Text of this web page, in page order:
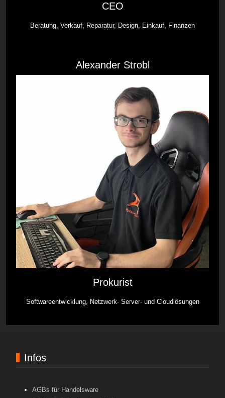
CEO
Beratung, Verkauf, Reparatur, Design, Einkauf, Finanzen
Alexander Strobl
Prokurist
Softwareentwicklung, Netzwerk- Server- und Cloudlösungen
Infos
AGBs für Handelsware